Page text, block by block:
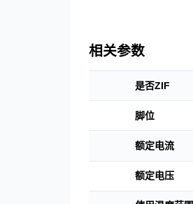
相关参数
是否ZIF
脚位
额定电流
额定电压